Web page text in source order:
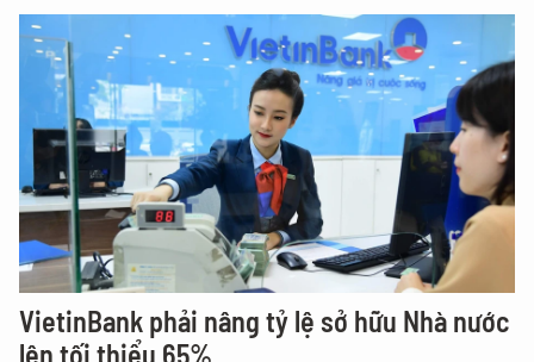
VietinBank phải nâng tỷ lệ sở hữu Nhà nước
lên tối thiểu 65%